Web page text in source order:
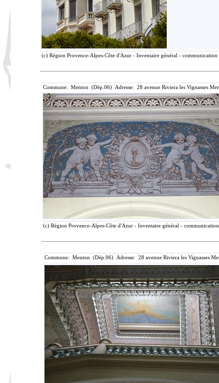
(c) Région Provence-Alpes-Côte d'Azur - Inventaire général -
Commune: Menton (Dép.06) Adresse: 28 avenue Riviera les Vignasses
(c) Région Provence-Alpes-Côte d'Azur - Inventaire général -
Commune: Menton (Dép.06) Adresse: 28 avenue Riviera les Vignasses